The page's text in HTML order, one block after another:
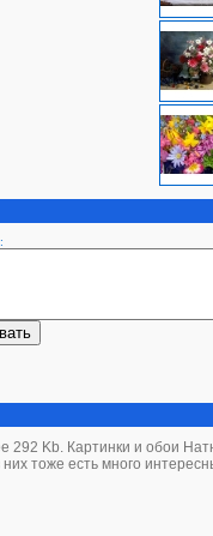
292 Kb. Картинки и обои
тоже есть много